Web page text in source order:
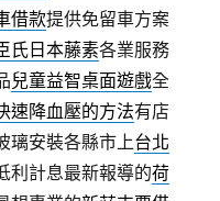
借款提供免留車方案
氏日本藤素各業服務
兒童益智桌面遊戲全
速降血壓的方法有店
璃安裝各縣市上台北
利計息最新報導的荷